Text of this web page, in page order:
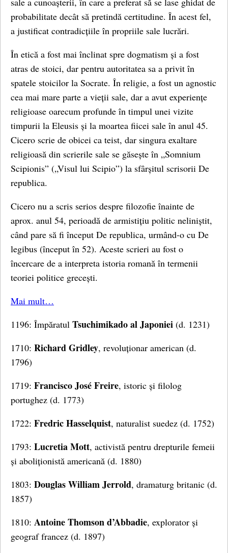
probabilitate decât să pretindă certitudine. În acest fel,
a justificat contradicțiile în propriile sale lucrări.
În etică a fost mai înclinat spre dogmatism și a fost
atras de stoici, dar pentru autoritatea sa a privit în
spatele stoicilor la Socrate. În religie, a fost un agnostic
cea mai mare parte a vieții sale, dar a avut experiențe
religioase oarecum profunde în timpul unei vizite
timpurii la Eleusis și la moartea fiicei sale în anul 45.
Cicero scrie de obicei ca teist, dar singura exaltare
religioasă din scrierile sale se găsește în „Somnium
Scipionis” („Visul lui Scipio”) la sfârșitul scrisorii De
republica.
Cicero nu a scris serios despre filozofie înainte de
aprox. anul 54, perioadă de armistițiu politic neliniștit,
când pare să fi început De republica, urmând-o cu De
legibus (început în 52). Aceste scrieri au fost o
încercare de a interpreta istoria romană în termenii
teoriei politice grecești.
Mai mult…
1196: Împăratul Tsuchimikado al Japoniei (d. 1231)
1710: Richard Gridley, revoluționar american (d.
1796)
1719: Francisco José Freire, istoric și filolog
portughez (d. 1773)
1722: Fredric Hasselquist, naturalist suedez (d. 1752)
1793: Lucretia Mott, activistă pentru drepturile femeii
și aboliționistă americană (d. 1880)
1803: Douglas William Jerrold, dramaturg britanic (d.
1857)
1810: Antoine Thomson d’Abbadie, explorator și
geograf francez (d. 1897)